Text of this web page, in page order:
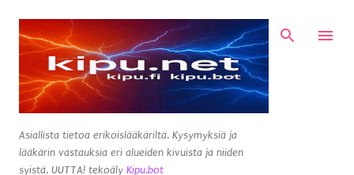
Siirry pääsisältöön
Asiallista tietoa erikoislääkäriltä. Kysymyksiä ja
lääkärin vastauksia eri alueiden kivuista ja niiden
syistä. UUTTA! tekoäly Kipu.bot